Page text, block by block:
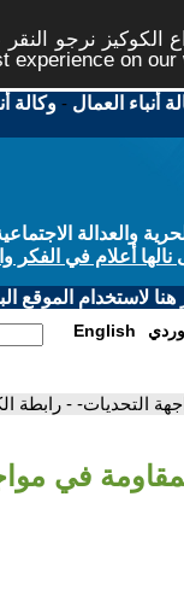
نرجو
experience on our
أنباء العمال -وكالة
والعدالة
أعلام في الفكر
لاستخدام الموقع
English
التحديات- - رابطة
في